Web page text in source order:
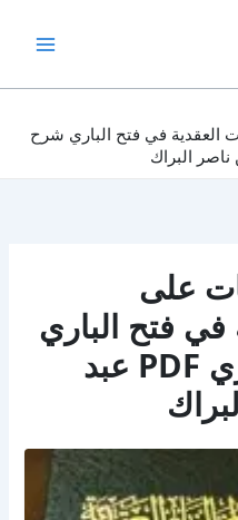
العقدية في فتح الباري شرح
على
في فتح الباري
شرح صحيح البخاري PDF عبد